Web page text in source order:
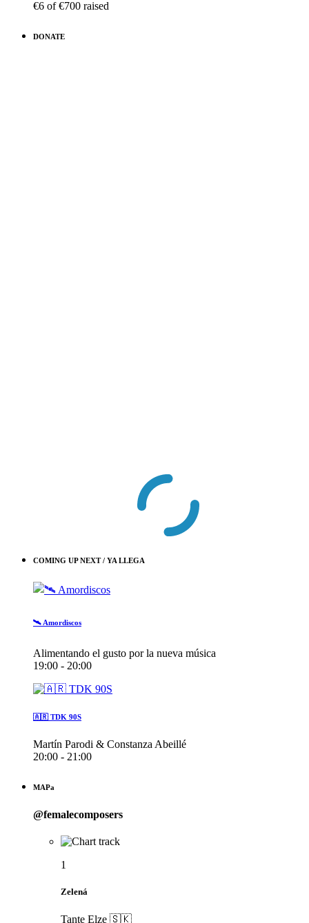
€6 of€700 raised
DONATE
COMING UP NEXT / YA LLEGA
🛰️ Amordiscos
Alimentando el gusto por la nueva música
19:00 - 20:00
🇦🇷 TDK 90S
Martín Parodi & Constanza Abeillé
20:00 - 21:00
MAPa
@femalecomposers
1
Zelená
Tante Elze 🇸🇰